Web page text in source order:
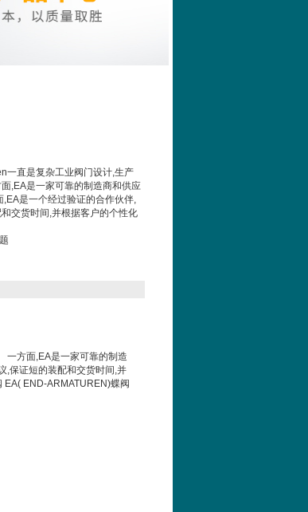
一直是复杂工业阀门设计,生产
,EA是一家可靠的制造商和供应
是一个经过验证的合作伙伴,
交货时间,并根据客户的个性化
一方面,EA是一家可靠的制造
,保证短的装配和交货时间 ,并
EA( END-ARMATUREN)蝶阀